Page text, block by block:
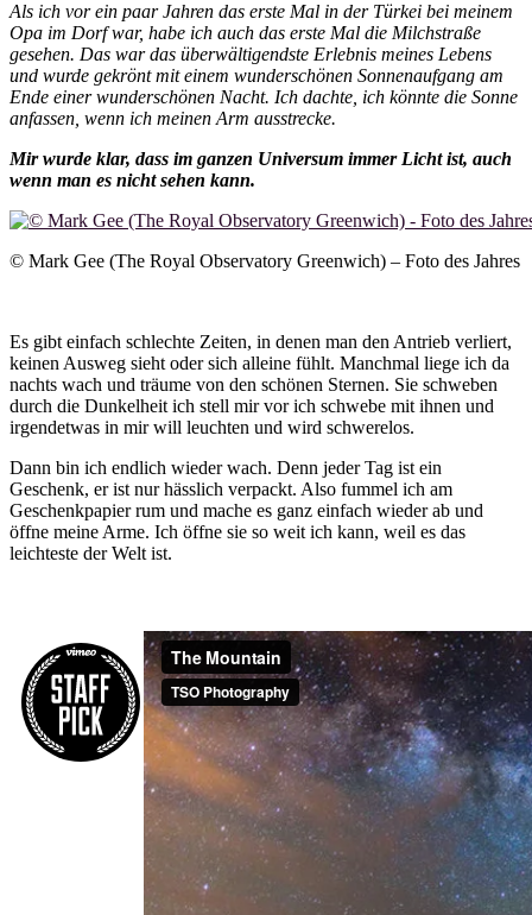
Als ich vor ein paar Jahren das erste Mal in der Türkei bei meinem
Opa im Dorf war, habe ich auch das erste Mal die Milchstraße
gesehen. Das war das überwältigendste Erlebnis meines Lebens
und wurde gekrönt mit einem wunderschönen Sonnenaufgang am
Ende einer wunderschönen Nacht. Ich dachte, ich könnte die Sonne
anfassen, wenn ich meinen Arm ausstrecke.
Mir wurde klar, dass im ganzen Universum immer Licht ist, auch
wenn man es nicht sehen kann.
© Mark Gee (The Royal Observatory Greenwich) – Foto des Jahres
Es gibt einfach schlechte Zeiten, in denen man den Antrieb verliert,
keinen Ausweg sieht oder sich alleine fühlt. Manchmal liege ich da
nachts wach und träume von den schönen Sternen. Sie schweben
durch die Dunkelheit ich stell mir vor ich schwebe mit ihnen und
irgendetwas in mir will leuchten und wird schwerelos.
Dann bin ich endlich wieder wach. Denn jeder Tag ist ein
Geschenk, er ist nur hässlich verpackt. Also fummel ich am
Geschenkpapier rum und mache es ganz einfach wieder ab und
öffne meine Arme. Ich öffne sie so weit ich kann, weil es das
leichteste der Welt ist.